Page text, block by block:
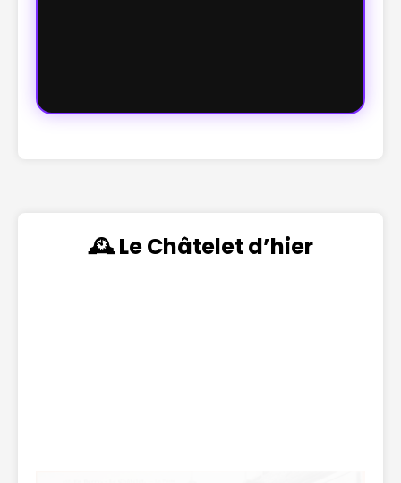
🕰️ Le Châtelet d’hier